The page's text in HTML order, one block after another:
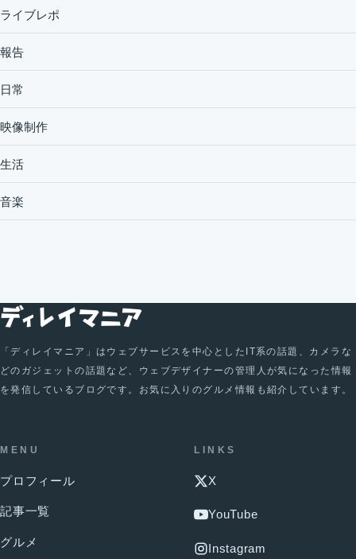
ライブレポ
報告
日常
映像制作
生活
音楽
「ディレイマニア」はウェブサービスを中心としたIT系の話題、カメラな
どのガジェットの話題など、ウェブデザイナーの管理人が気になった情報
を発信しているブログです。お気に入りのグルメ情報も紹介しています。
MENU
プロフィール
記事一覧
グルメ
LINKS
X
YouTube
Instagram